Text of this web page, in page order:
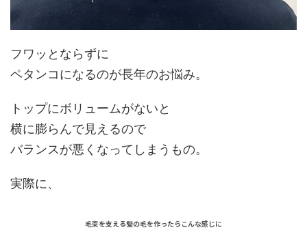
フワッとならずに
ペタンコになるのが長年のお悩み。
トップにボリュームがないと
横に膨らんで見えるので
バランスが悪くなってしまうもの。
実際に、
毛束を支える髪の毛を作ったらこんな感じに